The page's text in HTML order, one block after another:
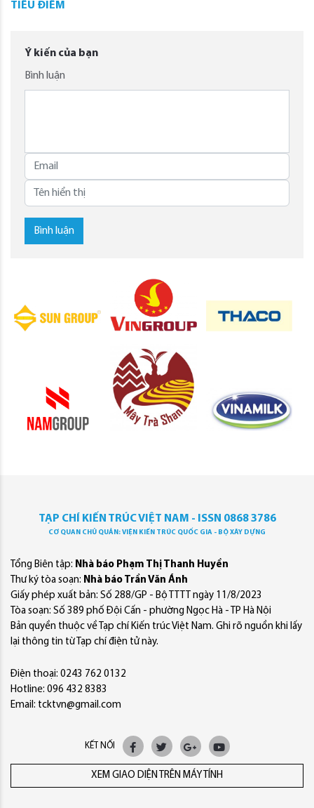
TIÊU ĐIỂM
Ý kiến của bạn
Bình luận
Bình luận
TẠP CHÍ KIẾN TRÚC VIỆT NAM - ISSN 0868 3786
CƠ QUAN CHỦ QUẢN: VIỆN KIẾN TRÚC QUỐC GIA - BỘ XÂY DỰNG
Tổng Biên tập: Nhà báo Phạm Thị Thanh Huyền
Thư ký tòa soạn: Nhà báo Trần Văn Ánh
Giấy phép xuất bản: Số 288/GP - Bộ TTTT ngày 11/8/2023
Tòa soạn: Số 389 phố Đội Cấn - phường Ngọc Hà - TP Hà Nội
Bản quyền thuộc về Tạp chí Kiến trúc Việt Nam. Ghi rõ nguồn khi lấy
lại thông tin từ Tạp chí điện tử này.
Điện thoại: 0243 762 0132
Hotline: 096 432 8383
Email: tcktvn@gmail.com
KẾT NỐI
XEM GIAO DIỆN TRÊN MÁY TÍNH